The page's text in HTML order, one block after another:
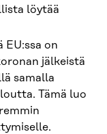
löytää
EU:ssa on
jälkeistä
samalla
Tämä luo